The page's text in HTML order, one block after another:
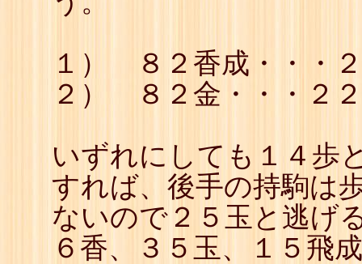
詰
１） ８２香成・・・
２） ８２金・・・２
いずれにしても１４歩
すれば、後手の持駒は
ないので２５玉と逃げ
６香、３５玉、１５飛